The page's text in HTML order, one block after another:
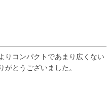
りコンパクトであまり広くない
がとうございました。